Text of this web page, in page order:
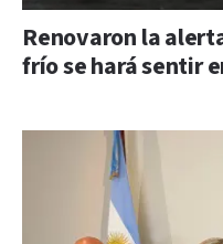
Renovaron la
frío se hará sentir